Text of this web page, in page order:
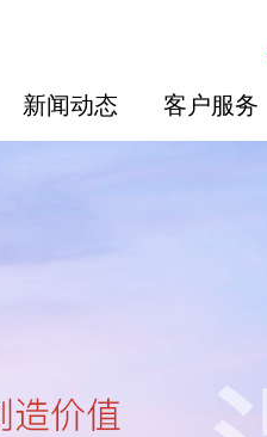
新闻动态 客户服务